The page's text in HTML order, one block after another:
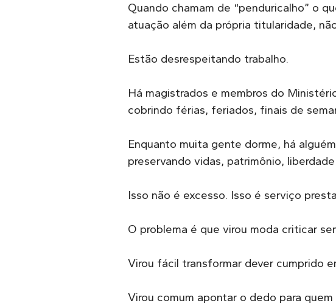
Quando chamam de “penduricalho” o
atuação além da própria titularidade,
Estão desrespeitando trabalho.
Há magistrados e membros do
cobrindo férias, feriados, finais de
Enquanto muita gente dorme, há
preservando vidas, patrimônio,
Isso não é excesso. Isso é serviço
O problema é que virou moda criticar
Virou fácil transformar dever cumprido
Virou comum apontar o dedo para